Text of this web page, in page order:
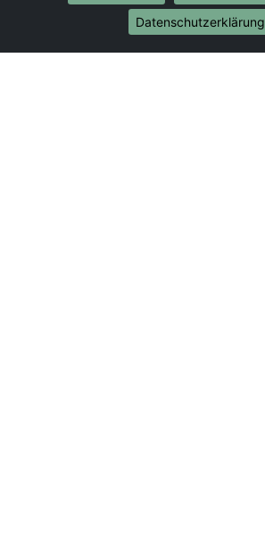
Umzug von Worms nach Münster
Datenschutzerklärung